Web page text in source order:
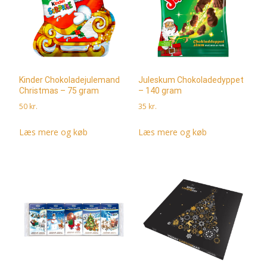
Kinder Chokoladejulemand
Christmas – 75 gram
50 kr.
Læs mere og køb
Juleskum Chokoladedyppet
– 140 gram
35 kr.
Læs mere og køb